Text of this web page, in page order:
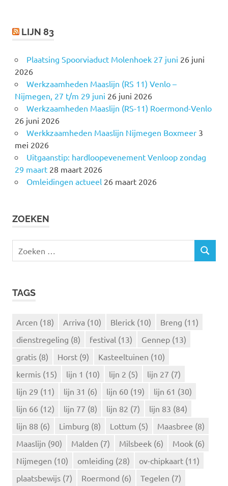
LIJN 83
Plaatsing Spoorviaduct Molenhoek 27 juni 26 juni
2026
Werkzaamheden Maaslijn (RS 11) Venlo –
Nijmegen, 27 t/m 29 juni 26 juni 2026
Werkzaamheden Maaslijn (RS-11) Roermond-Venlo
26 juni 2026
Werkkzaamheden Maaslijn Nijmegen Boxmeer 3
mei 2026
Uitgaanstip: hardloopevenement Venloop zondag
29 maart 28 maart 2026
Omleidingen actueel 26 maart 2026
ZOEKEN
e
Z
TAGS
Arcen (18) Arriva (10) Blerick (10) Breng (11)
dienstregeling (8) festival (13) Gennep (13)
gratis (8) Horst (9) Kasteeltuinen (10)
kermis (15) lijn 1 (10) lijn 2 (5) lijn 27 (7)
lijn 29 (11) lijn 31 (6) lijn 60 (19) lijn 61 (30)
lijn 66 (12) lijn 77 (8) lijn 82 (7) lijn 83 (84)
lijn 88 (6) Limburg (8) Lottum (5) Maasbree (8)
Maaslijn (90) Malden (7) Milsbeek (6) Mook (6)
Nijmegen (10) omleiding (28) ov-chipkaart (11)
plaatsbewijs (7) Roermond (6) Tegelen (7)